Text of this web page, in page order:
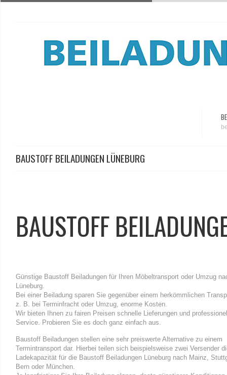
BAUSTOFF BEILADUNGEN LÜNEBURG
BAUSTOFF
Günstige Baustoff Beiladungen für Ihren Möbeltransport oder Umzug
Lüneburg.
Bei einer Beiladung sparen Sie gegenüber einem herkömmlichen
z. B. bei Terminfracht oder Umzug, enorme Kosten.
Wir bieten Ihnen zu fairen Preisen schnelle Lieferungen und
Service. Probieren Sie es doch ganz einfach aus.
Baustoff Beiladungen stellen eine sehr preiswerte Alternative zu einem
Termintransport dar. Hierbei teilen sich beispielsweise zwei Versender
Ladekapazität für die Baustoff Beiladungen Lüneburg nach Mainz,
Bern oder München.